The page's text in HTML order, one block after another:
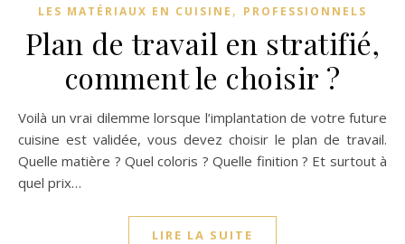
LES MATÉRIAUX EN CUISINE , PROFESSIONNELS
Plan de travail en stratifié,
comment le choisir ?
Voilà un vrai dilemme lorsque l’implantation de votre future
cuisine est validée, vous devez choisir le plan de travail.
Quelle matière ? Quel coloris ? Quelle finition ? Et surtout à
quel prix…
LIRE LA SUITE